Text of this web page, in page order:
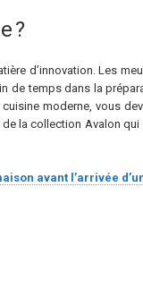
?
d’innovation. Les
de temps dans la
moderne, vous
la collection Avalon
avant l’arrivée